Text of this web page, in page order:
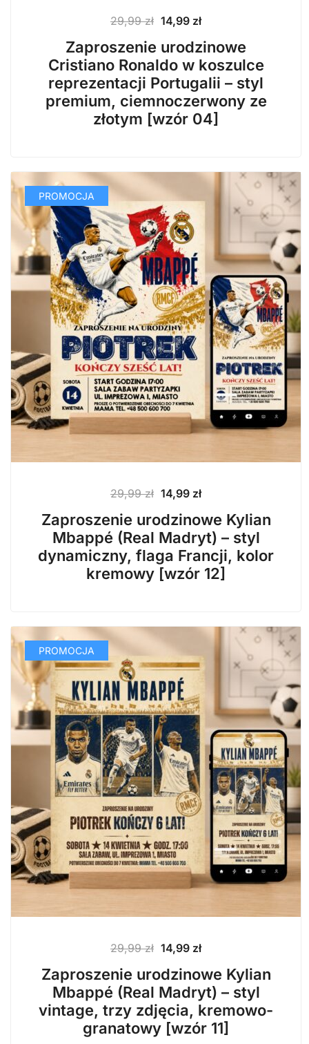
29,99zł Pierwotna
wynosiła:
29,99 zł.
14,99 złAktualna
cena
wynosi:
14,99 zł.
Zaproszenie urodzinowe
Cristiano Ronaldo w koszulce
reprezentacji Portugalii – styl
premium, ciemnoczerwony ze
złotym [wzór 04]
PROMOCJA
29,99zł Pierwotna
cena
wynosiła:
29,99 zł.
14,99 złAktualna
wynosi:
14,99 zł.
Zaproszenie urodzinowe Kylian
Mbappé (Real Madryt) – styl
dynamiczny, flaga Francji, kolor
kremowy [wzór 12]
PROMOCJA
29,99zł Pierwotna
cena
wynosiła:
29,99 zł.
14,99 złAktualna
wynosi:
14,99 zł.
Zaproszenie urodzinowe Kylian
Mbappé (Real Madryt) – styl
vintage, trzy zdjęcia, kremowo-
granatowy [wzór 11]